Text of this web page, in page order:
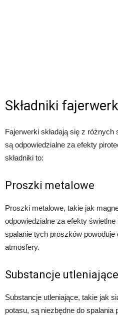
Składniki
Fajerwerki składają się z
są odpowiedzialne za efekty
składniki to:
Proszki metalowe
Proszki metalowe, takie jak
odpowiedzialne za efekty
spalanie tych proszków
atmosfery.
Substancje utleniające
Substancje utleniające, takie jak
potasu, są niezbędne do spalania